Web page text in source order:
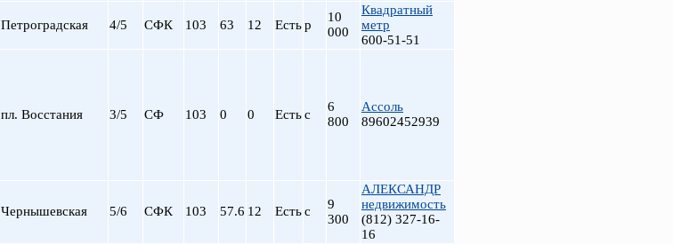
Петроградская 4/5 СФК 103 63 12 Естьр
10
000
Квадратный
метр
600-51-51
пл. Восстания 3/5 СФ 103 0 0 Естьс
6
800
Ассоль
89602452939
Чернышевская 5/6 СФК 103 57.6 12 Естьс
9
300
АЛЕКСАНДР
недвижимость
(812) 327-16-
16